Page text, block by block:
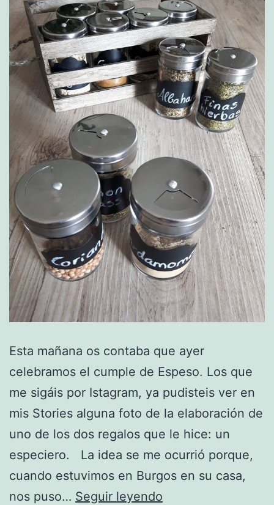
Esta mañana os contaba que ayer
celebramos el cumple de Espeso. Los que
me sigáis por Istagram, ya pudisteis ver en
mis Stories alguna foto de la elaboración de
uno de los dos regalos que le hice: un
especiero. La idea se me ocurrió porque,
cuando estuvimos en Burgos en su casa,
nos puso… Seguir leyendo